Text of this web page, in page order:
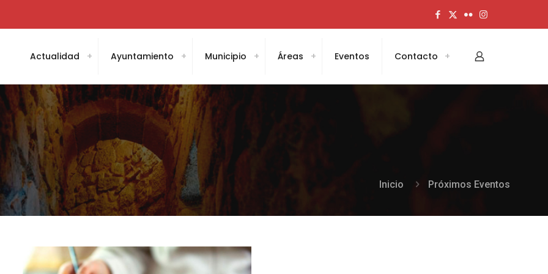
Actualidad Ayuntamiento Municipio Áreas Eventos Contacto
Inicio Próximos Eventos